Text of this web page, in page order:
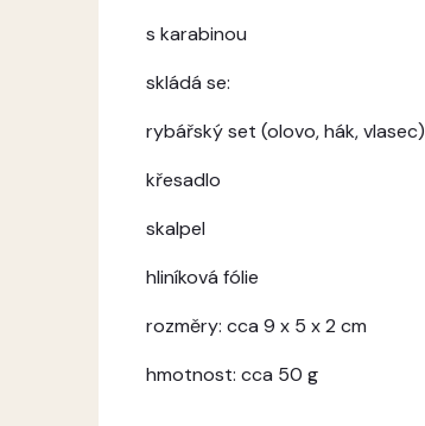
s karabinou
skládá se:
rybářský set (olovo, hák, vlasec)
křesadlo
skalpel
hliníková fólie
rozměry: cca 9 x 5 x 2 cm
hmotnost: cca 50 g